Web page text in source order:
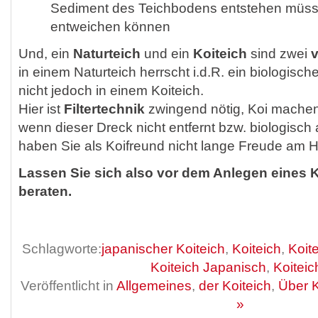
Sediment des Teichbodens entstehen
entweichen können
Und, ein Naturteich und ein Koiteich sind zwei
in einem Naturteich herrscht i.d.R. ein
nicht jedoch in einem Koiteich.
Hier ist Filtertechnik zwingend nötig, Koi
wenn dieser Dreck nicht entfernt bzw. biologisch
haben Sie als Koifreund nicht lange Freude am
Lassen Sie sich also vor dem Anlegen eines
beraten.
Schlagworte:japanischer Koiteich, Koiteich,
Koiteich Japanisch,
Veröffentlicht in Allgemeines, der Koiteich, Über
»